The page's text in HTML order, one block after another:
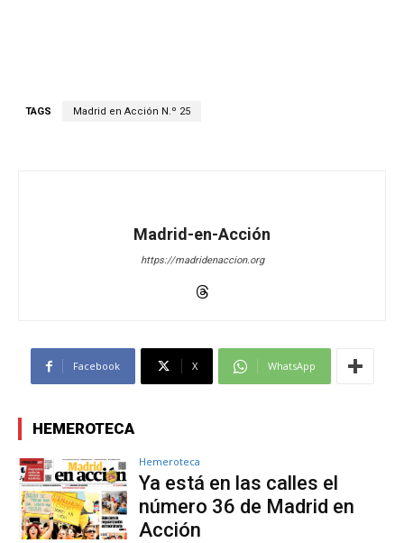
TAGS Madrid en Acción N.º 25
Madrid-en-Acción
https://madridenaccion.org
Facebook X WhatsApp
HEMEROTECA
Hemeroteca
Ya está en las calles el
número 36 de Madrid en
Acción